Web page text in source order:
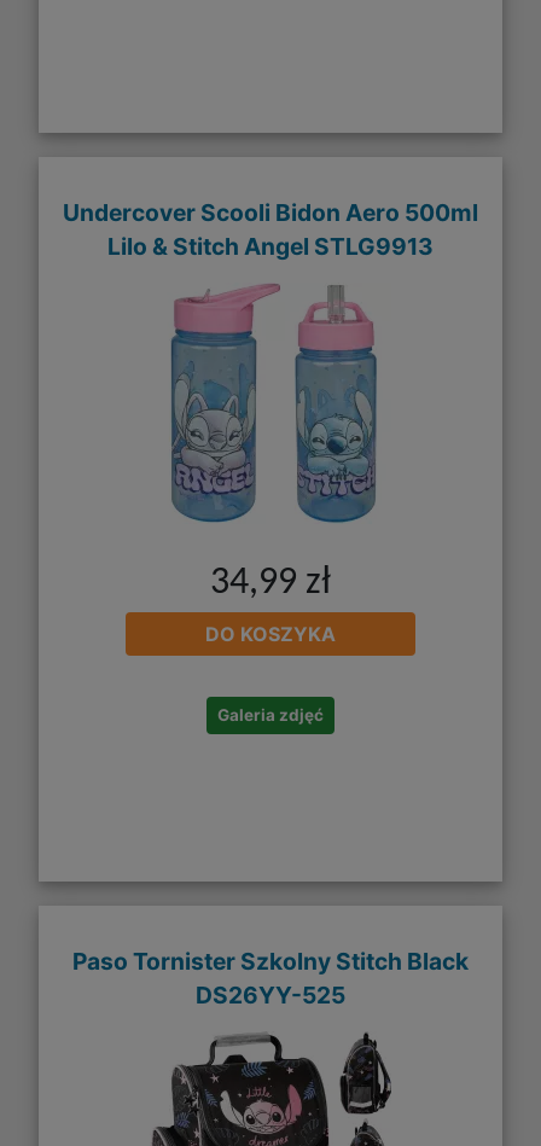
Undercover Scooli Bidon Aero 500ml
Lilo & Stitch Angel STLG9913
34,99 zł
DO KOSZYKA
Galeria zdjęć
Paso Tornister Szkolny Stitch Black
DS26YY-525